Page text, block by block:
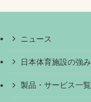
ニュース
日本体育施設の強み
製品・サービス一覧